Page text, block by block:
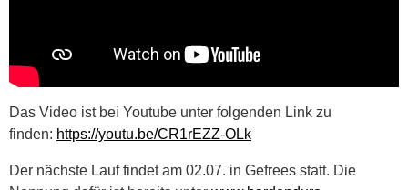
Das Video ist bei Youtube unter folgenden Link zu
finden: https://youtu.be/CR1rEZZ-OLk
Der nächste Lauf findet am 02.07. in Gefrees statt. Die